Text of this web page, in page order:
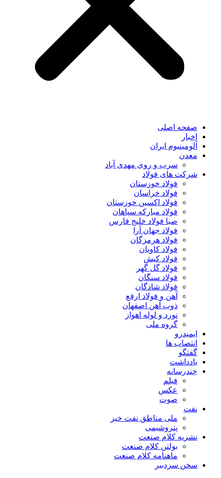
صفحه اصلی
اخبار
آلومینیوم ایران
معدن
سرب و روی مهدی آباد
شرکت های فولاد
فولاد خوزستان
فولاد خراسان
فولاد اکسین خوزستان
فولاد مبارکه سپاهان
صبا فولاد خلیج فارس
فولاد جهان آرا
فولاد هرمزگان
فولاد کاویان
فولاد کیش
فولاد گل گهر
فولاد سنگان
فولاد شادگان
آهن و فولاد ارفع
ذوب آهن اصفهان
نورد و لوله اهواز
گروه ملی
ایمیدرو
انتصاب ها
گفتگو
یادداشت
چندرسانه
فیلم
عکس
صوت
نفت
ملی مناطق نفت خیز
پتروشیمی
نشریه کلام صنعت
بولتن کلام صنعت
ماهنامه کلام صنعت
سخن سردبیر